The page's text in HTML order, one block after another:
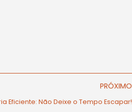
PRÓXIMO
Eficiente: Não Deixe o Tempo Escapar!